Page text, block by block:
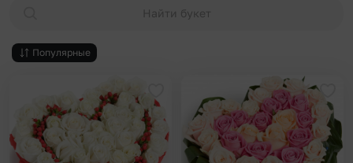
Найти букет
Популярные
Добавить в избранное